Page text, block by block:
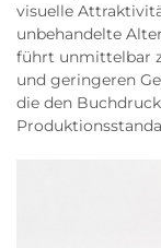
visuelle
unbehandelte
führt unmittelbar
und geringeren
die den